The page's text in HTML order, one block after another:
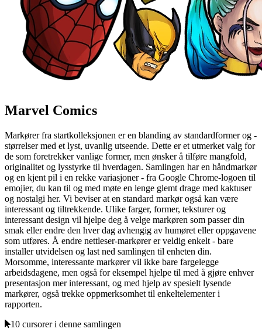
Marvel Comics
Markører fra startkolleksjonen er en blanding av standardformer og -
størrelser med et lyst, uvanlig utseende. Dette er et utmerket valg for
de som foretrekker vanlige former, men ønsker å tilføre mangfold,
originalitet og lysstyrke til hverdagen. Samlingen har en håndmarkør
og en kjent pil i en rekke variasjoner - fra Google Chrome-logoen til
emojier, du kan til og med møte en lenge glemt drage med kaktuser
og nostalgi her. Vi beviser at en standard markør også kan være
interessant og tiltrekkende. Ulike farger, former, teksturer og
interessant design vil hjelpe deg å velge markøren som passer din
smak eller endre den hver dag avhengig av humøret eller oppgavene
som utføres. Å endre nettleser-markører er veldig enkelt - bare
installer utvidelsen og last ned samlingen til enheten din.
Morsomme, interessante markører vil ikke bare fargelegge
arbeidsdagene, men også for eksempel hjelpe til med å gjøre enhver
presentasjon mer interessant, og med hjelp av spesielt lysende
markører, også trekke oppmerksomhet til enkeltelementer i
rapporten.
10 cursorer i denne samlingen